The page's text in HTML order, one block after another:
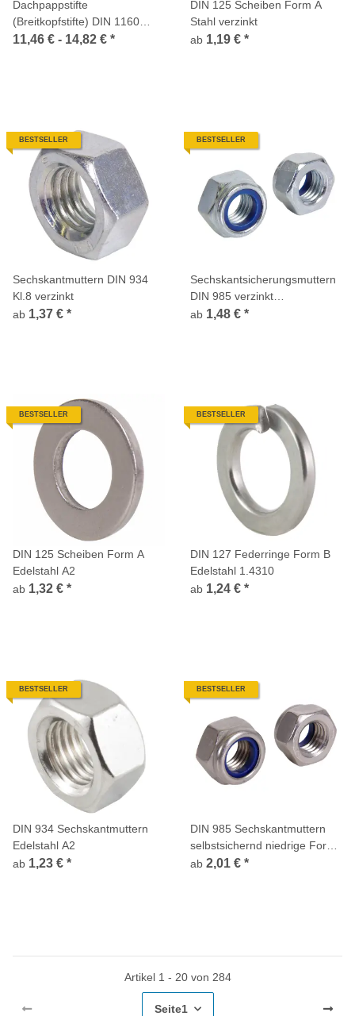
Dachpappstifte
(Breitkopfstifte) DIN 1160
Form B feuerverzinkt
11,46 € - 14,82 € *
DIN 125 Scheiben Form A
Stahl verzinkt
ab 1,19 € *
BESTSELLER
Sechskantmuttern DIN 934
Kl.8 verzinkt
ab 1,37 € *
BESTSELLER
Sechskantsicherungsmuttern
DIN 985 verzinkt
Kunststoffring niedrige Form
ab 1,48 € *
BESTSELLER
DIN 125 Scheiben Form A
Edelstahl A2
ab 1,32 € *
BESTSELLER
DIN 127 Federringe Form B
Edelstahl 1.4310
ab 1,24 € *
BESTSELLER
DIN 934 Sechskantmuttern
Edelstahl A2
ab 1,23 € *
BESTSELLER
DIN 985 Sechskantmuttern
selbstsichernd niedrige Form
Edelstahl A2
ab 2,01 € *
Artikel 1 - 20 von 284
Seite1